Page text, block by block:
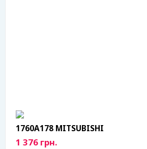
1760A178 MITSUBISHI
1 376 грн.